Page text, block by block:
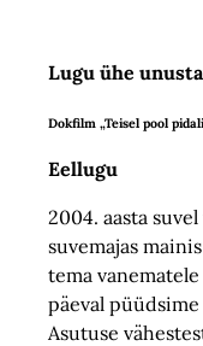
Lugu ühe
Dokfilm „Teisel pool
Eellugu
2004. aasta
suvemajas
tema
päeval
Asutuse